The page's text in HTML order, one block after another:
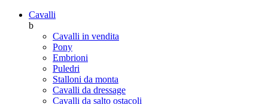
Cavalli
b
Cavalli in vendita
Pony
Embrioni
Puledri
Stalloni da monta
Cavalli da dressage
Cavalli da salto ostacoli